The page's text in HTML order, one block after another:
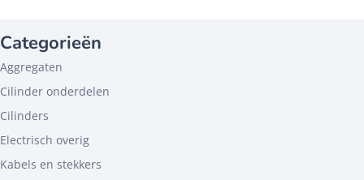
Categorieën
Aggregaten
Cilinder onderdelen
Cilinders
Electrisch overig
Kabels en stekkers